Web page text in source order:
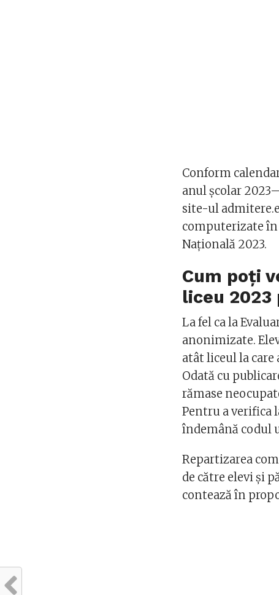
Conform
anul școlar
site-ul
computerizate în
Naţională 2023.
Cum poți
liceu
La fel ca la
anonimizate.
atât liceul la
Odată cu
rămase
Pentru a verifica
îndemână codul
Repartizarea
de către elevi şi
contează în